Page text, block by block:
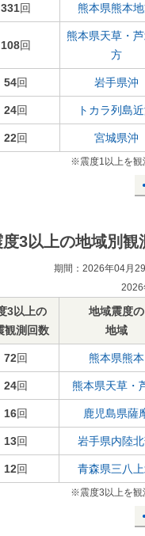
331回 熊本県熊本
108回
熊本県天草・
方
54回 岩手県沖
24回 トカラ列島
22回 宮城県沖
※震度1以上を観
度3以上の地域別観
期間：2026年04月
2026
3以上の
観測回数
地域震度の
地域
72回 熊本県熊本
24回 熊本県天草・
16回 鹿児島県薩
13回 岩手県内陸
12回 青森県三八
※震度3以上を観